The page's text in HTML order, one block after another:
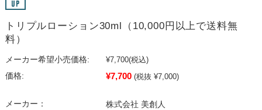
トリプルローション30ml（10,000円以上で送料無
料）
メーカー希望小売価格: ¥7,700(税込)
価格:
¥7,700 (税抜 ¥7,000)
メーカー：
株式会社 美創人